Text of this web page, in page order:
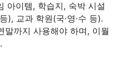
아이템, 학습지, 숙박 시설
), 교과 학원(국·영·수 등).
말까지 사용해야 하며, 이월